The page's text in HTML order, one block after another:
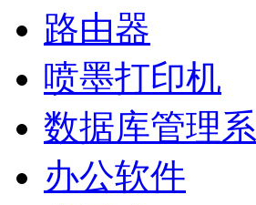
路由器
喷墨打印机
数据库管理
办公软件